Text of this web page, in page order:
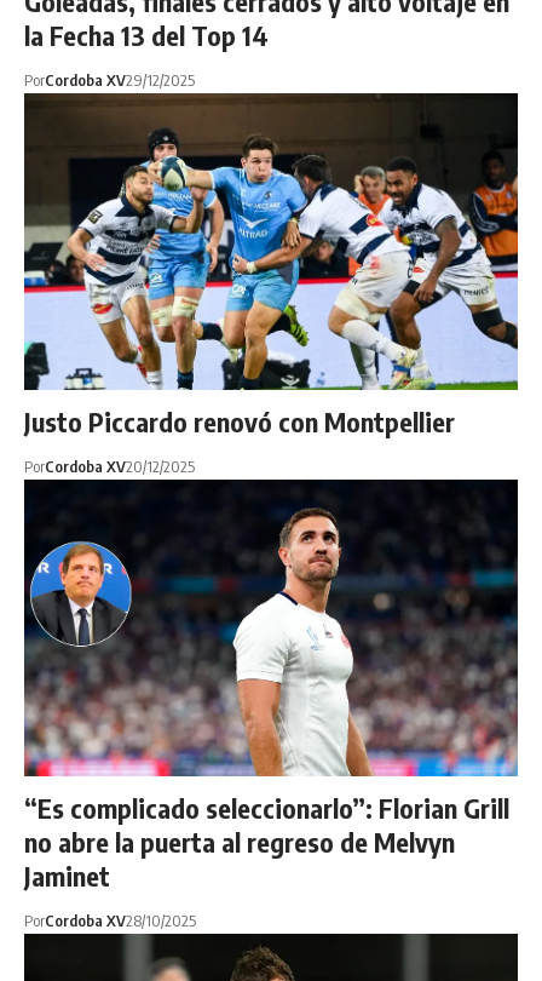
la Fecha 13 del Top 14
PorCordoba XV29/12/2025
Justo Piccardo renovó con Montpellier
PorCordoba XV20/12/2025
“Es complicado seleccionarlo”: Florian Grill
no abre la puerta al regreso de Melvyn
Jaminet
PorCordoba XV28/10/2025